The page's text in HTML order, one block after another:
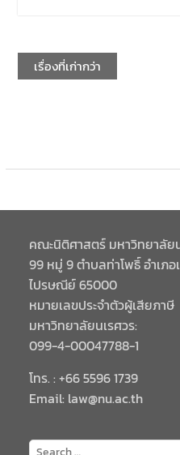
เรื่องที่เก่ากว่า
คณะนิติศาสตร์ มหาวิทยาลัย
99 หมู่ 9 ตำบลท่าโพธิ์ อำเ
ไปรษณีย์ 65000
หมายเลขประจำตัวผู้เสียภาษี
มหาวิทยาลัยนเรศวร:
099-4-00047788-1
โทร. : +66 5596 1739
Email: law@nu.ac.th